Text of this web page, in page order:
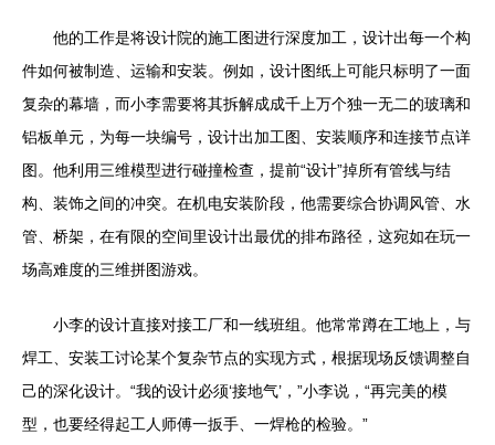
他的工作是将设计院的施工图进行深度加工，设计出每一个构
件如何被制造、运输和安装。例如，设计图纸上可能只标明了一面
复杂的幕墙，而小李需要将其拆解成成千上万个独一无二的玻璃和
铝板单元，为每一块编号，设计出加工图、安装顺序和连接节点详
图。他利用三维模型进行碰撞检查，提前“设计”掉所有管线与结
构、装饰之间的冲突。在机电安装阶段，他需要综合协调风管、水
管、桥架，在有限的空间里设计出最优的排布路径，这宛如在玩一
场高难度的三维拼图游戏。
小李的设计直接对接工厂和一线班组。他常常蹲在工地上，与
焊工、安装工讨论某个复杂节点的实现方式，根据现场反馈调整自
己的深化设计。“我的设计必须‘接地气’，”小李说，“再完美的模
型，也要经得起工人师傅一扳手、一焊枪的检验。”